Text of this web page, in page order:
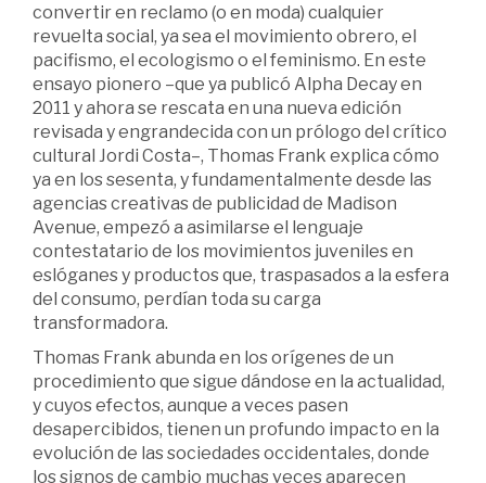
convertir en reclamo (o en moda) cualquier
revuelta social, ya sea el movimiento obrero, el
pacifismo, el ecologismo o el feminismo. En este
ensayo pionero –que ya publicó Alpha Decay en
2011 y ahora se rescata en una nueva edición
revisada y engrandecida con un prólogo del crítico
cultural Jordi Costa–, Thomas Frank explica cómo
ya en los sesenta, y fundamentalmente desde las
agencias creativas de publicidad de Madison
Avenue, empezó a asimilarse el lenguaje
contestatario de los movimientos juveniles en
eslóganes y productos que, traspasados a la esfera
del consumo, perdían toda su carga
transformadora.
Thomas Frank abunda en los orígenes de un
procedimiento que sigue dándose en la actualidad,
y cuyos efectos, aunque a veces pasen
desapercibidos, tienen un profundo impacto en la
evolución de las sociedades occidentales, donde
los signos de cambio muchas veces aparecen